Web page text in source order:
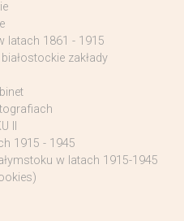
latach 1861 - 1915
zakłady
II
1915 - 1945
w latach 1915-1945